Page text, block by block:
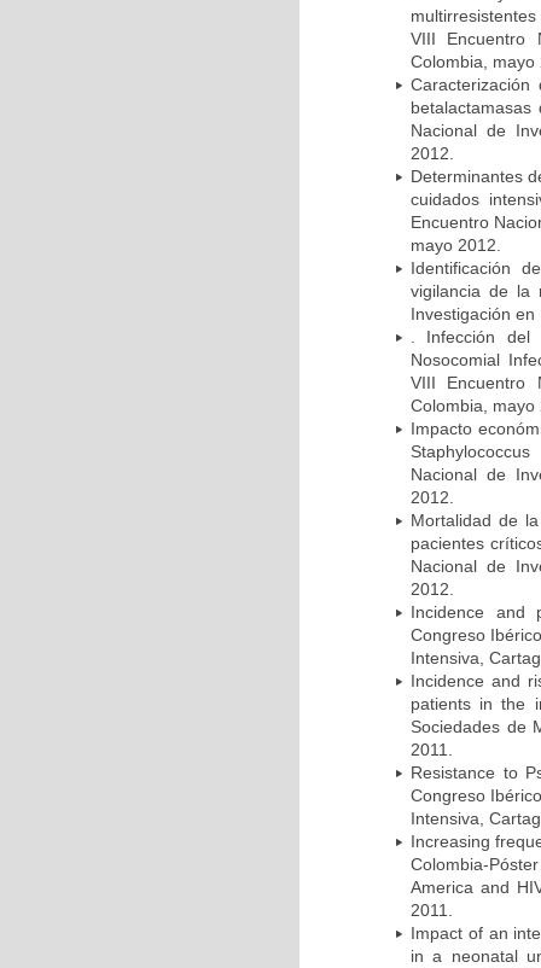
VIII Encuentro
Colombia, mayo
Nacional de
2012.
Determinantes
cuidados
Encuentro
mayo 2012.
Identificación
vigilancia de la
Investigación
. Infección
Nosocomial
VIII Encuentro
Colombia, mayo
Impacto
Nacional de
2012.
Mortalidad de
pacientes
Nacional de
2012.
Incidence and
Congreso
Intensiva,
Incidence and
patients in the
Sociedades de
2011.
Resistance to
Congreso
Intensiva,
Increasing
Colombia-
America and
2011.
Impact of an
in a neonatal